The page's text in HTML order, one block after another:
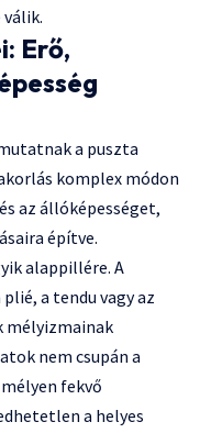
válik.
Erő,
a puszta
komplex módon
az állóképességet,
építve.
alappillére. A
a tendu vagy az
mélyizmainak
nem csupán a
fekvő
a helyes